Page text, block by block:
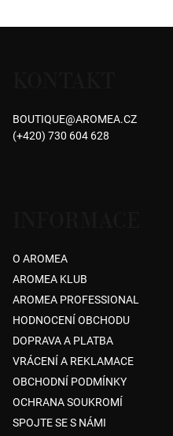
produktu
hvězdiček.
BOUTIQUE@AROMEA.CZ
(+420) 730 604 628
O AROMEA
AROMEA KLUB
AROMEA PROFESSIONAL
HODNOCENÍ OBCHODU
DOPRAVA A PLATBA
VRÁCENÍ A REKLAMACE
OBCHODNÍ PODMÍNKY
OCHRANA SOUKROMÍ
SPOJTE SE S NÁMI